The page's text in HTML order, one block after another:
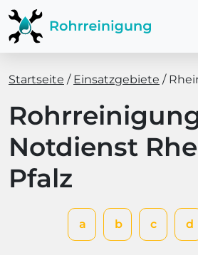
Startseite Einsatzgebiete
Notdienst
Pfalz
a b c d